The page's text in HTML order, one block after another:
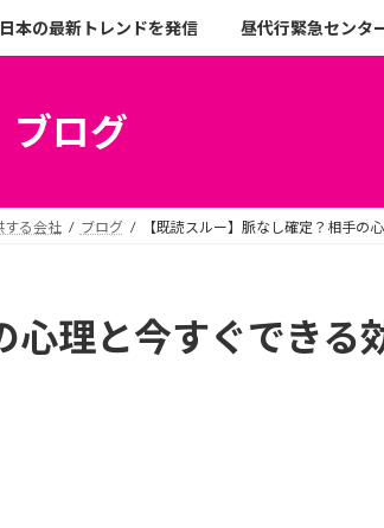
本の最新トレンドを発信 昼代行緊急センタ
ブログ
する会社 ブログ 【既読スルー】脈なし確定？相手の
心理と今すぐできる